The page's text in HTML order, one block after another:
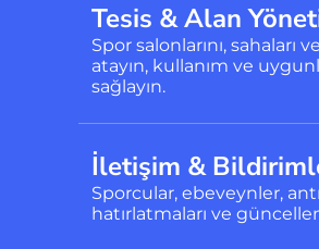
Tesis & Alan
Spor salonlarını, sahaları
atayın, kullanım ve
sağlayın.
İletişim &
Sporcular, ebeveynler,
hatırlatmaları ve